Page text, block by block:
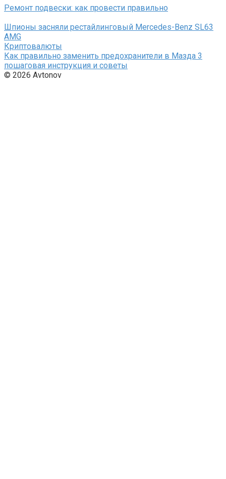
Ремонт подвески: как провести правильно
Шпионы засняли рестайлинговый Mercedes-Benz SL63
AMG
Криптовалюты
Как правильно заменить предохранители в Мазда 3
пошаговая инструкция и советы
© 2026 Avtonov